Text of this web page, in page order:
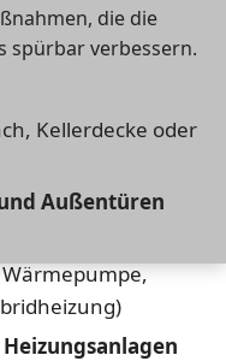
die die
spürbar verbessern.
Kellerdecke oder
Außentüren